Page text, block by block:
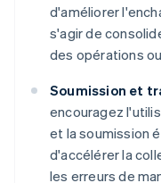
d'améliorer
s'agir de
des opérations
Soumission et
encouragez
et la soumission
d'accélérer la
les erreurs de